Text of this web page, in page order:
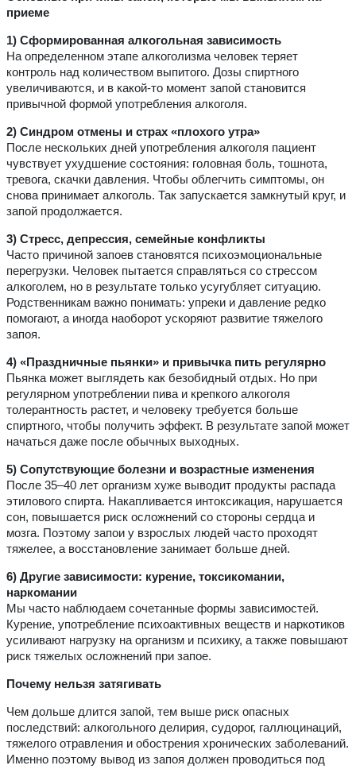
приеме
1) Сформированная алкогольная зависимость
На определенном этапе алкоголизма человек теряет
контроль над количеством выпитого. Дозы спиртного
увеличиваются, и в какой-то момент запой становится
привычной формой употребления алкоголя.
2) Синдром отмены и страх «плохого утра»
После нескольких дней употребления алкоголя пациент
чувствует ухудшение состояния: головная боль, тошнота,
тревога, скачки давления. Чтобы облегчить симптомы, он
снова принимает алкоголь. Так запускается замкнутый круг, и
запой продолжается.
3) Стресс, депрессия, семейные конфликты
Часто причиной запоев становятся психоэмоциональные
перегрузки. Человек пытается справляться со стрессом
алкоголем, но в результате только усугубляет ситуацию.
Родственникам важно понимать: упреки и давление редко
помогают, а иногда наоборот ускоряют развитие тяжелого
запоя.
4) «Праздничные пьянки» и привычка пить регулярно
Пьянка может выглядеть как безобидный отдых. Но при
регулярном употреблении пива и крепкого алкоголя
толерантность растет, и человеку требуется больше
спиртного, чтобы получить эффект. В результате запой может
начаться даже после обычных выходных.
5) Сопутствующие болезни и возрастные изменения
После 35–40 лет организм хуже выводит продукты распада
этилового спирта. Накапливается интоксикация, нарушается
сон, повышается риск осложнений со стороны сердца и
мозга. Поэтому запои у взрослых людей часто проходят
тяжелее, а восстановление занимает больше дней.
6) Другие зависимости: курение, токсикомании,
наркомании
Мы часто наблюдаем сочетанные формы зависимостей.
Курение, употребление психоактивных веществ и наркотиков
усиливают нагрузку на организм и психику, а также повышают
риск тяжелых осложнений при запое.
Почему нельзя затягивать
Чем дольше длится запой, тем выше риск опасных
последствий: алкогольного делирия, судорог, галлюцинаций,
тяжелого отравления и обострения хронических заболеваний.
Именно поэтому вывод из запоя должен проводиться под